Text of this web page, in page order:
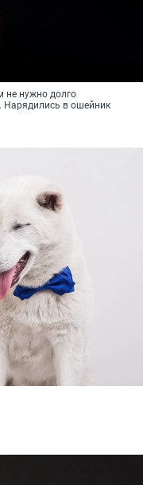
не нужно долго
Нарядились в ошейник